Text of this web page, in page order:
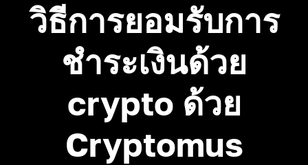
วิธีการยอมรับการ
ชำระเงินด้วย
crypto ด้วย
Cryptomus